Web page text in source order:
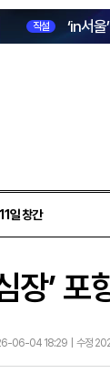
직설 ‘in서
일 창간
장’
06-04 18:29 | 수정